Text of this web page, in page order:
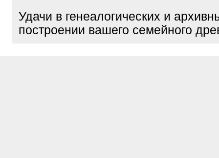
Удачи в генеалогических и
построении вашего семейного